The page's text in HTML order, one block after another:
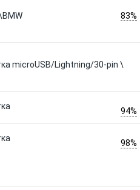
83%
microUSB/Lightning/30-pin \
94%
98%